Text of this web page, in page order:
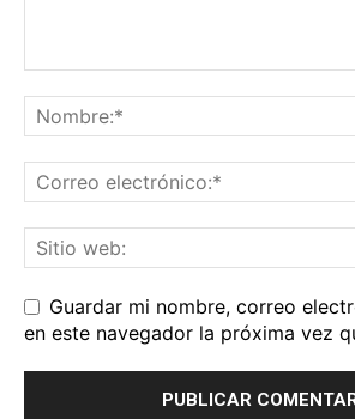
Guardar mi nombre, correo
en este navegador la próxima vez